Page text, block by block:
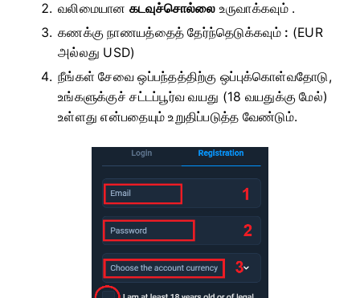
வலிமையான கடவுச்சொல்லை உருவாக்கவும் .
கணக்கு நாணயத்தைத் தேர்ந்தெடுக்கவும் : (EUR
அல்லது USD)
நீங்கள் சேவை ஒப்பந்தத்திற்கு ஒப்புக்கொள்வதோடு,
உங்களுக்குச் சட்டப்பூர்வ வயது (18 வயதுக்கு மேல்)
உள்ளது என்பதையும் உறுதிப்படுத்த வேண்டும்.